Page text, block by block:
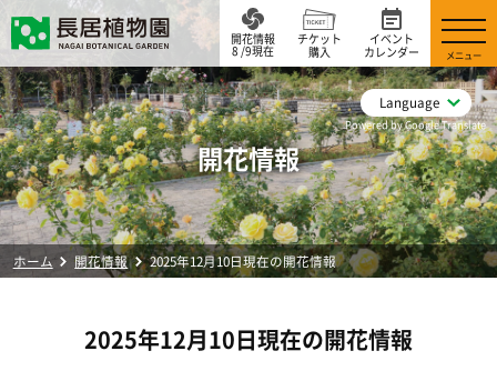
Language
Powered by Google Translate
開花情報
8 /9現在
チケット
購入
イベント
カレンダー
メニュー
開花情報
ホーム 開花情報 2025年12月10日現在の開花情報
2025年12月10日現在の開花情報